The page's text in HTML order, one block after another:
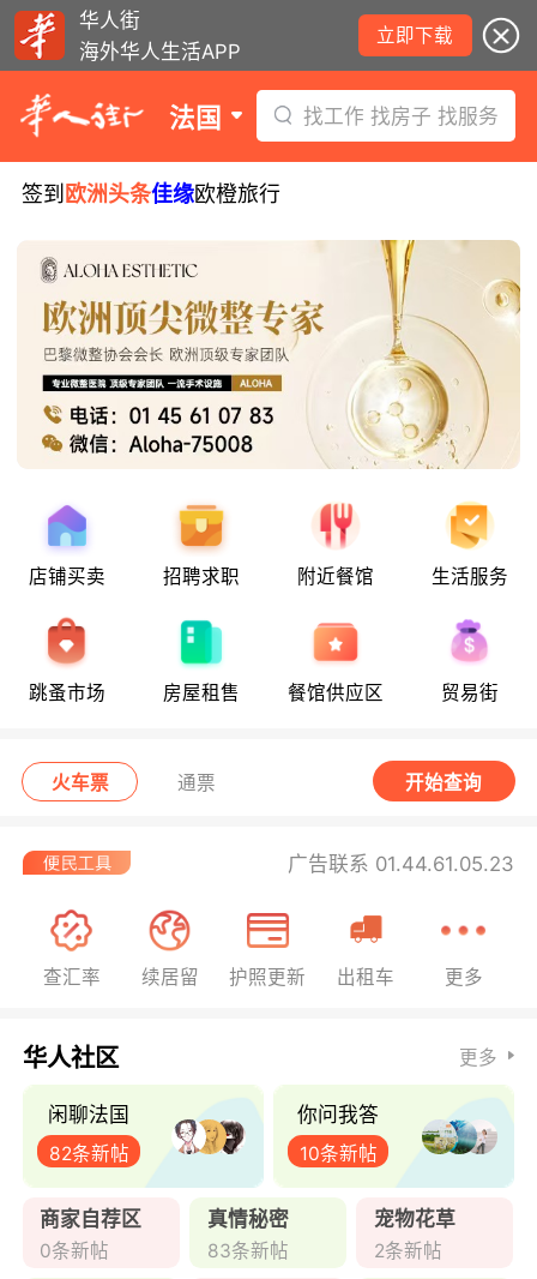
华人街
海外华人生活APP
立即下载
法国 找工作 找房子 找服务
签到 欧洲头条佳缘欧橙旅行
店铺买卖 招聘求职 附近餐馆 生活服务
跳蚤市场 房屋租售 餐馆供应区 贸易街
火车票 通票 开始查询
广告联系 01.44.61.05.23
查汇率 续居留 护照更新 出租车 更多
华人社区 更多
闲聊法国
82条新帖
你问我答
10条新帖
商家自荐区
0条新帖
真情秘密
83条新帖
宠物花草
2条新帖